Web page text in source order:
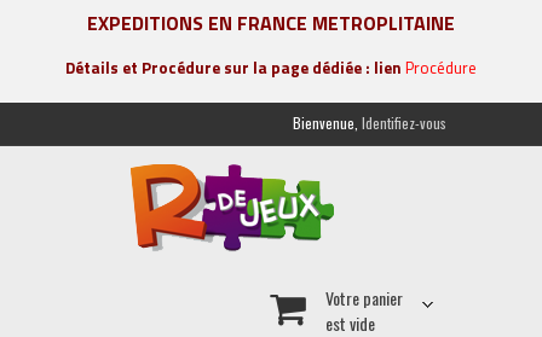
EXPEDITIONS EN FRANCE METROPLITAINE
Détails et Procédure sur la page dédiée : lien Procédure
Bienvenue, Identifiez-vous
Votre panier
est vide